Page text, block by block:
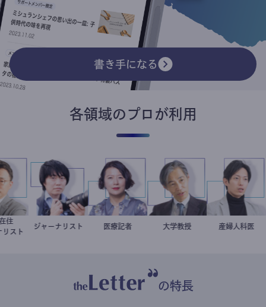
書き手になる
各領域のプロが利用
徐台教
国在住
ナリスト
志葉玲
ジャーナリスト 岩永直子
医療記者 加藤忠史
大学教授 重見大介
産婦人科医
の特長